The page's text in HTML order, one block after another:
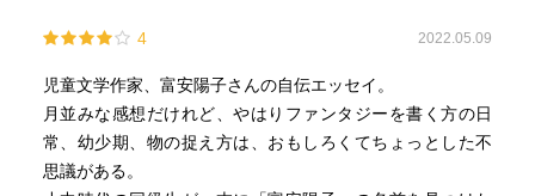
4 2022.05.09
児童文学作家、富安陽子さんの自伝エッセイ。
月並みな感想だけれど、やはりファンタジーを書く方の日
常、幼少期、物の捉え方は、おもしろくてちょっとした不
思議がある。